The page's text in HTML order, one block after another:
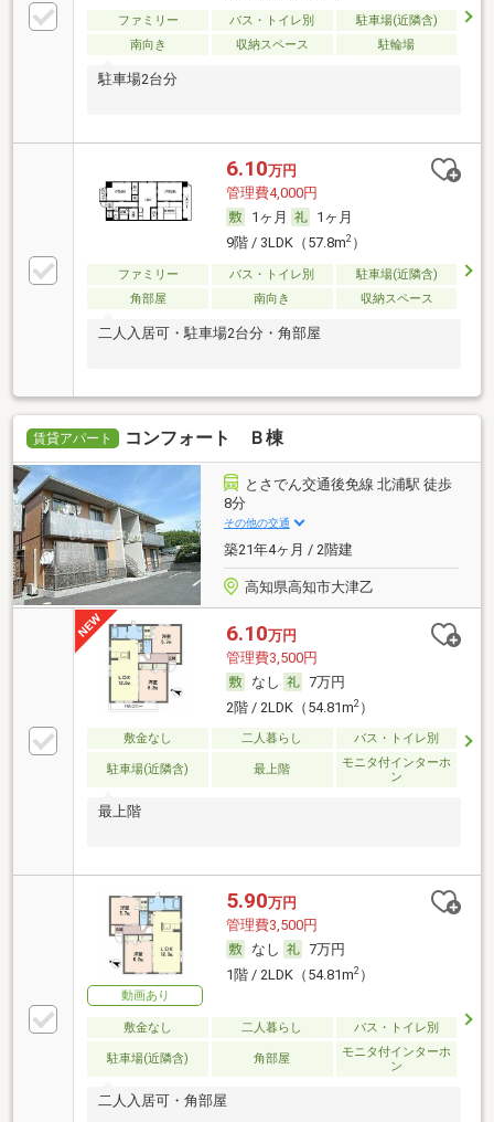
ファミリー バス・トイレ別
駐車場(近隣含)
南向き
収納スペース 駐輪場
駐車場2台分
6.10万円
管理費4,000円
1ヶ月
1ヶ月
9階 / 3LDK（57.8m2）
ファミリー バス・トイレ別
駐車場(近隣含)
角部屋
南向き 収納スペース
二人入居可・駐車場2台分・角部屋
賃貸アパート コンフォート Ｂ棟
とさでん交通後免線 北浦駅 徒歩
8分
その他の交通
築21年4ヶ月 / 2階建
高知県高知市大津乙
6.10万円
管理費3,500円
なし
7万円
2階 / 2LDK（54.81m2）
敷金なし 二人暮らし バス・トイレ別
駐車場(近隣含) 最上階
モニタ付インターホ
ン
最上階
動画あり
5.90万円
管理費3,500円
なし
7万円
1階 / 2LDK（54.81m2）
敷金なし 二人暮らし バス・トイレ別
駐車場(近隣含) 角部屋
モニタ付インターホ
ン
二人入居可・角部屋